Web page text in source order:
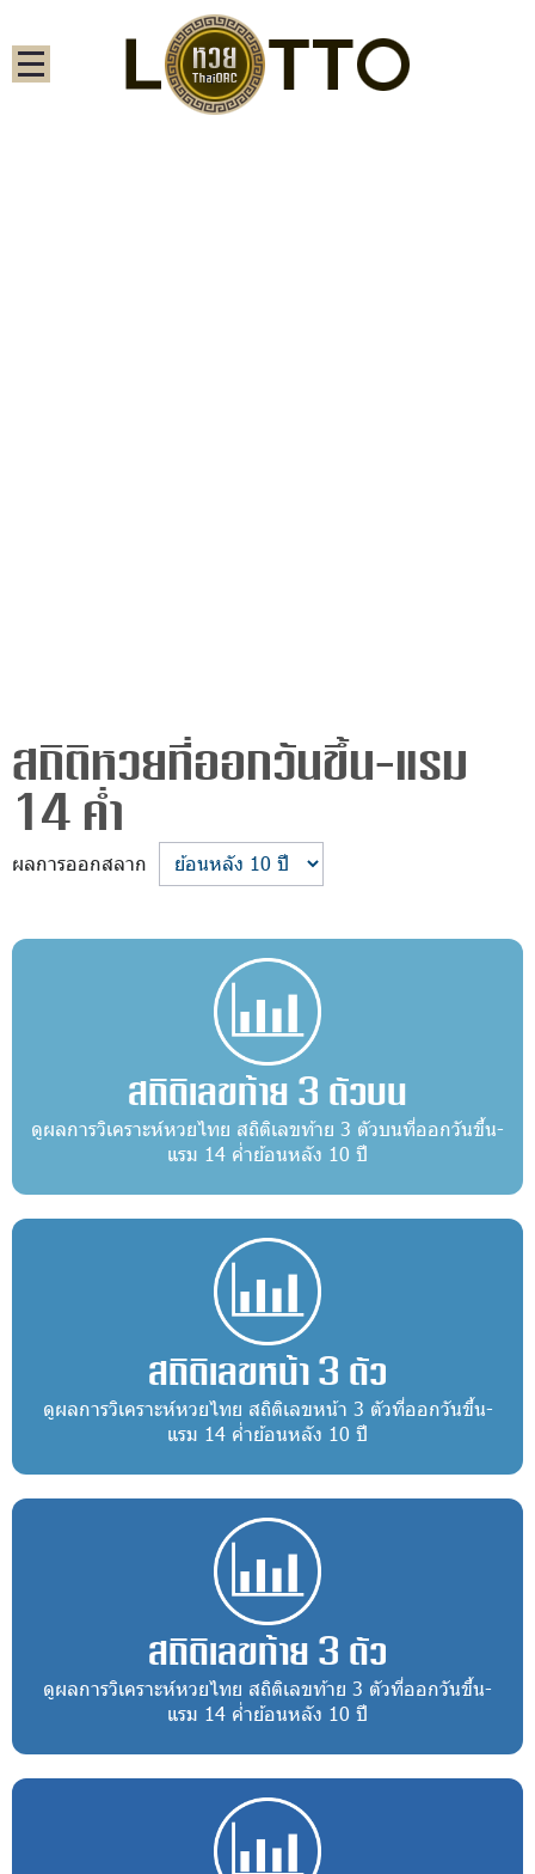
สถิติหวยที่ออกวันขึ้น-แรม
14 ค่ำ
ผลการออกสลาก
สถิติเลขท้าย 3 ตัวบน
ดูผลการวิเคราะห์หวยไทย สถิติเลขท้าย 3 ตัวบนที่ออกวันขึ้น-
แรม 14 ค่ำย้อนหลัง 10 ปี
สถิติเลขหน้า 3 ตัว
ดูผลการวิเคราะห์หวยไทย สถิติเลขหน้า 3 ตัวที่ออกวันขึ้น-
แรม 14 ค่ำย้อนหลัง 10 ปี
สถิติเลขท้าย 3 ตัว
ดูผลการวิเคราะห์หวยไทย สถิติเลขท้าย 3 ตัวที่ออกวันขึ้น-
แรม 14 ค่ำย้อนหลัง 10 ปี